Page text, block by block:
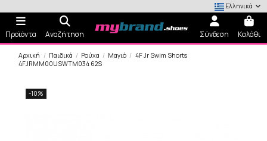
Ελληνικά
Προϊόντα Αναζήτηση Σύνδεση Καλάθι
Αρχική Παιδικά Ρούχα Μαγιό
4F Jr Swim Shorts
4FJRMM00USWTM034 62S
-10%